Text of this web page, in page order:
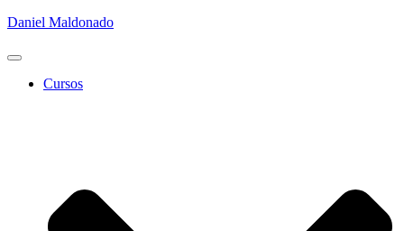
Daniel Maldonado
Cambiar
Cursos